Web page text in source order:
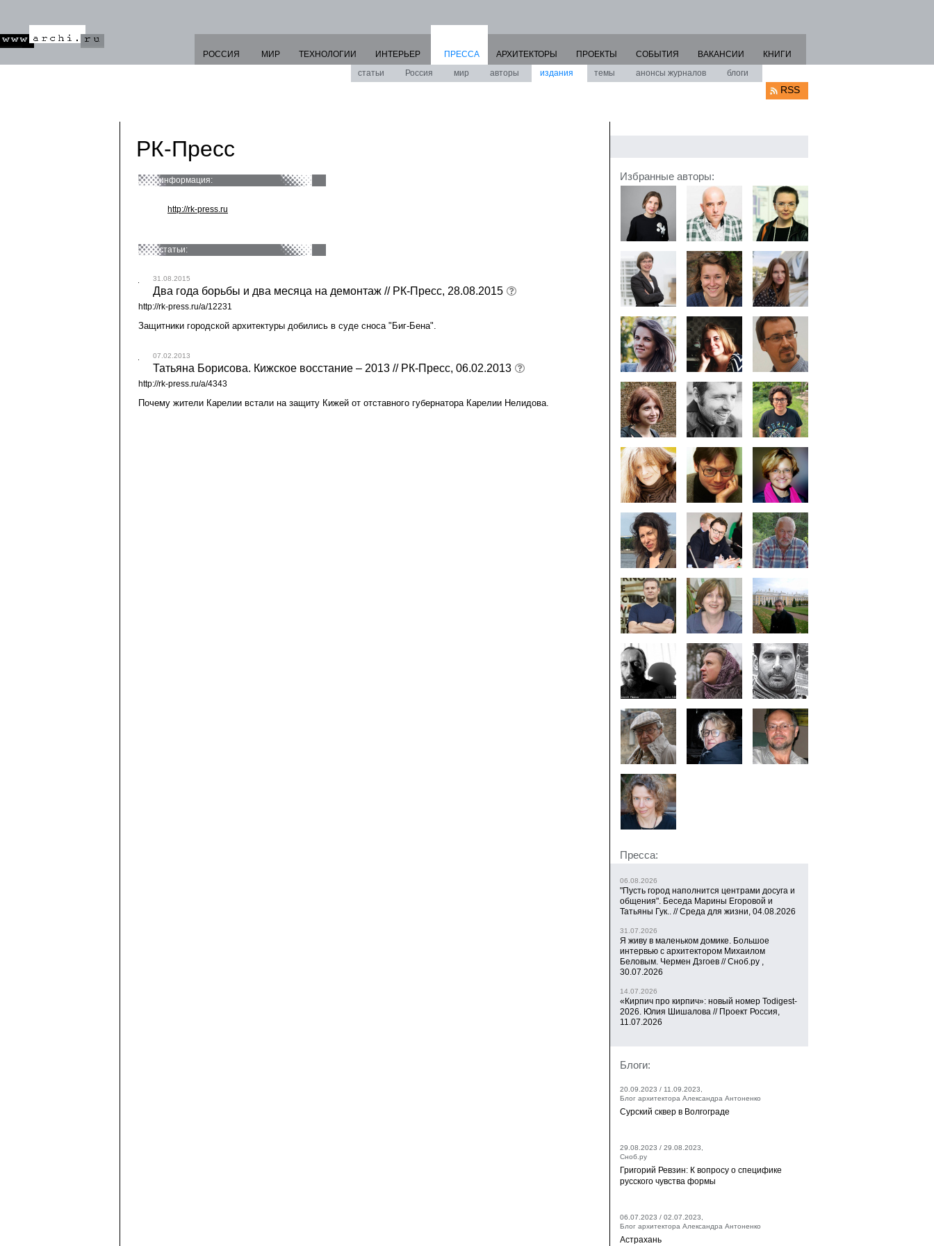
РОССИЯ МИР ТЕХНОЛОГИИ ИНТЕРЬЕР
ПРЕССА
статьи
Россия мир авторы издания темы анонсы журналов блоги
АРХИТЕКТОРЫ ПРОЕКТЫ СОБЫТИЯ ВАКАНСИИ КНИГИ
RSS
РК-Пресс
информация:
http://rk-press.ru
статьи:
31.08.2015
Два года борьбы и два месяца на демонтаж // РК-Пресс, 28.08.2015
http://rk-press.ru/a/12231
Защитники городской архитектуры добились в суде сноса "Биг-Бена".
07.02.2013
Татьяна Борисова. Кижское восстание – 2013 // РК-Пресс, 06.02.2013
http://rk-press.ru/a/4343
Почему жители Карелии встали на защиту Кижей от отставного губернатора Карелии Нелидова.
Избранные авторы:
Пресса:
06.08.2026
"Пусть город наполнится центрами досуга и
общения". Беседа Марины Егоровой и
Татьяны Гук.. // Среда для жизни, 04.08.2026
31.07.2026
Я живу в маленьком домике. Большое
интервью с архитектором Михаилом
Беловым. Чермен Дзгоев // Сноб.ру ,
30.07.2026
14.07.2026
«Кирпич про кирпич»: новый номер Todigest-
2026. Юлия Шишалова // Проект Россия,
11.07.2026
Блоги:
20.09.2023 / 11.09.2023,
Блог архитектора Александра Антоненко
Сурский сквер в Волгограде
29.08.2023 / 29.08.2023,
Сноб.ру
Григорий Ревзин: К вопросу о специфике
русского чувства формы
06.07.2023 / 02.07.2023,
Блог архитектора Александра Антоненко
Астрахань